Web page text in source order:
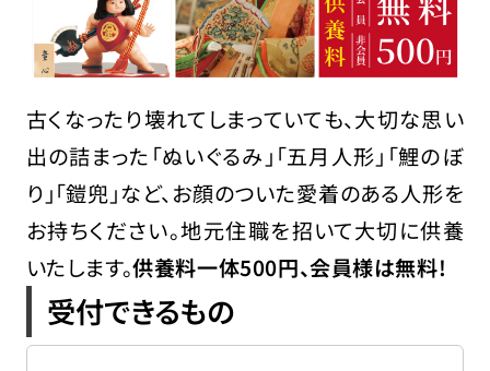
古くなったり壊れてしまっていても、大切な思い
出の詰まった「ぬいぐるみ」「五月人形」「鯉のぼ
り」「鎧兜」など、お顔のついた愛着のある人形を
お持ちください。地元住職を招いて大切に供養
いたします。供養料一体500円、会員様は無料!
受付できるもの